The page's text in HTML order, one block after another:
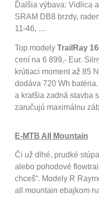
Ďalšia výbava: Vidlica
SRAM DB8 brzdy,
11-46, …
Top modely TrailRay
cení na 6 899,- Eur.
krútiaci moment až 85
dodáva 720 Wh
a kratšia zadná stavba
zaručujú maximálnu
E-MTB All Mountain
Či už dlhé, prudké
alebo pohodové
chceš“. Modely R
all mountain ebajkom